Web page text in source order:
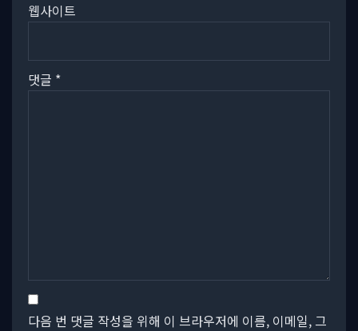
웹사이트
댓글 *
다음 번 댓글 작성을 위해 이 브라우저에 이름, 이메일, 그